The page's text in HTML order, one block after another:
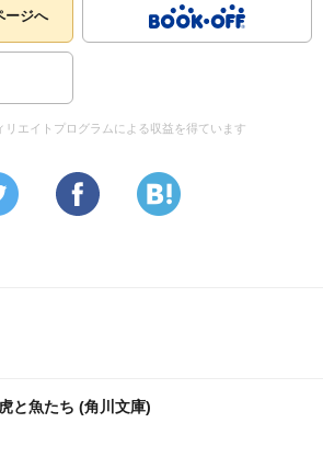
ージへ
リエイトプログラムによる収益を得ています
と魚たち (角川文庫)